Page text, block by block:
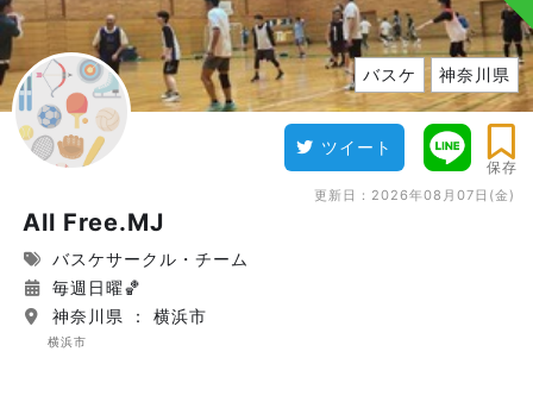
バスケ 神奈川県
ツイート
保存
更新日： 2026年08月07日(金)
All Free.MJ
バスケサークル・チーム
毎週日曜🏀
神奈川県 ： 横浜市
横浜市